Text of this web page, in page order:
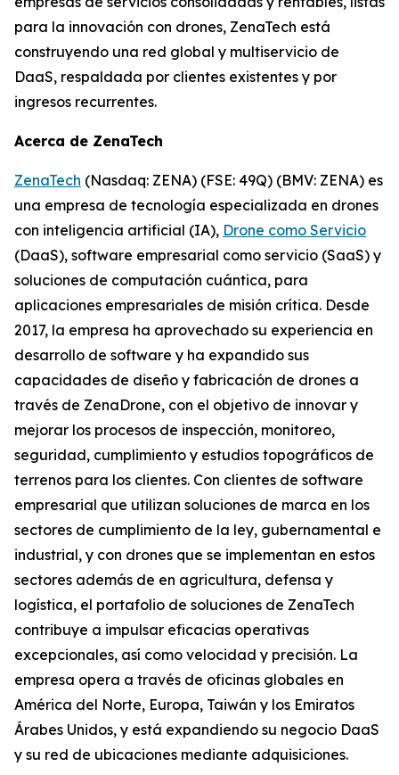
para la innovación con drones, ZenaTech está
construyendo una red global y multiservicio de
DaaS, respaldada por clientes existentes y por
ingresos recurrentes.
Acerca de ZenaTech
ZenaTech (Nasdaq: ZENA) (FSE: 49Q) (BMV: ZENA) es
una empresa de tecnología especializada en drones
con inteligencia artificial (IA), Drone como Servicio
(DaaS), software empresarial como servicio (SaaS) y
soluciones de computación cuántica, para
aplicaciones empresariales de misión crítica. Desde
2017, la empresa ha aprovechado su experiencia en
desarrollo de software y ha expandido sus
capacidades de diseño y fabricación de drones a
través de ZenaDrone, con el objetivo de innovar y
mejorar los procesos de inspección, monitoreo,
seguridad, cumplimiento y estudios topográficos de
terrenos para los clientes. Con clientes de software
empresarial que utilizan soluciones de marca en los
sectores de cumplimiento de la ley, gubernamental e
industrial, y con drones que se implementan en estos
sectores además de en agricultura, defensa y
logística, el portafolio de soluciones de ZenaTech
contribuye a impulsar eficacias operativas
excepcionales, así como velocidad y precisión. La
empresa opera a través de oficinas globales en
América del Norte, Europa, Taiwán y los Emiratos
Árabes Unidos, y está expandiendo su negocio DaaS
y su red de ubicaciones mediante adquisiciones.